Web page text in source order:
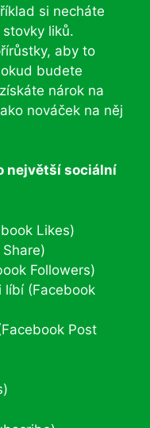
si necháte
liků.
aby to
budete
nárok na
nováček na něj
největší sociální
Likes)
Followers)
líbí (Facebook
Post